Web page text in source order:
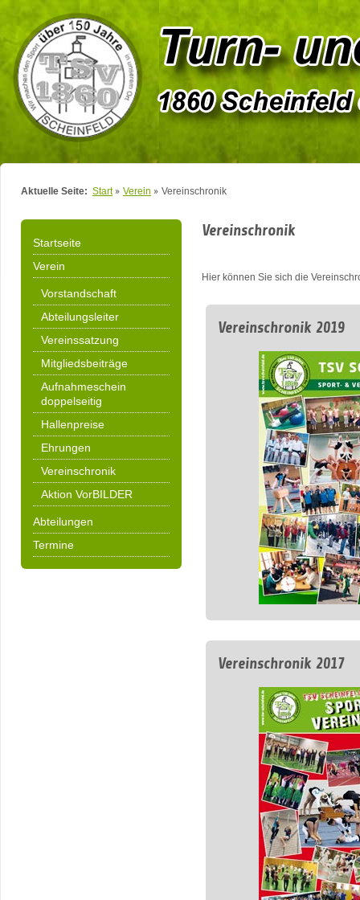
Aktuelle Seite: Start Verein Vereinschronik
Startseite
Verein
Vorstandschaft
Abteilungsleiter
Vereinssatzung
Mitgliedsbeiträge
Aufnahmeschein
doppelseitig
Hallenpreise
Ehrungen
Vereinschronik
Aktion VorBILDER
Abteilungen
Termine
Vereinschronik
Hier können Sie sich die
Vereinschronik 2019
Vereinschronik 2017